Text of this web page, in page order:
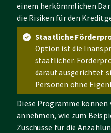
einem herkömmlichen
die Risiken für den
Staatliche
Option ist die
staatlichen
darauf ausgerichtet
Personen ohne
Diese Programme können
annehmen, wie zum
Zuschüsse für die